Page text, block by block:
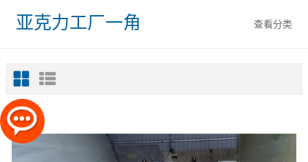
查看分类
亚克力工厂一角